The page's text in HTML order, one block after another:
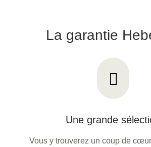
La garantie
Une grande
Vous y trouverez un coup de